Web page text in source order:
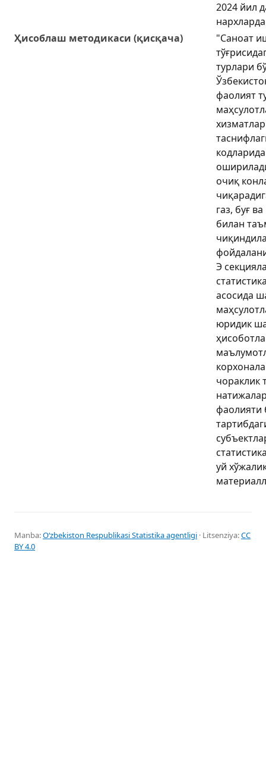
2024 йил
нархларда
Ҳисоблаш методикаси (қисқача)
"Саноат
турлари
фаолият
очиқ
газ, буғ
билан
Э
асосида
юридик
чораклик
фаолияти
уй
Manba:Oʻzbekiston Respublikasi Statistika agentligi · Litsenziya:CC
BY 4.0